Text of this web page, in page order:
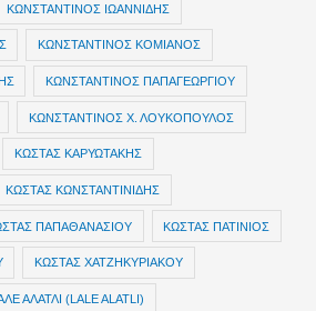
ΚΩΝΣΤΑΝΤΙΝΟΣ ΙΩΑΝΝΙΔΗΣ
ΚΩΝΣΤΑΝΤΙΝΟΣ ΚΟΜΙΑΝΟΣ
ΚΩΝΣΤΑΝΤΙΝΟΣ ΠΑΠΑΓΕΩΡΓΙΟΥ
ΚΩΝΣΤΑΝΤΙΝΟΣ Χ. ΛΟΥΚΟΠΟΥΛΟΣ
ΚΩΣΤΑΣ ΚΑΡΥΩΤΑΚΗΣ
ΚΩΣΤΑΣ ΚΩΝΣΤΑΝΤΙΝΙΔΗΣ
ΠΑΠΑΘΑΝΑΣΙΟΥ ΚΩΣΤΑΣ ΠΑΤΙΝΙΟΣ
ΚΩΣΤΑΣ ΧΑΤΖΗΚΥΡΙΑΚΟΥ
ΑΛΑΤΛΙ (LALE ALATLI)